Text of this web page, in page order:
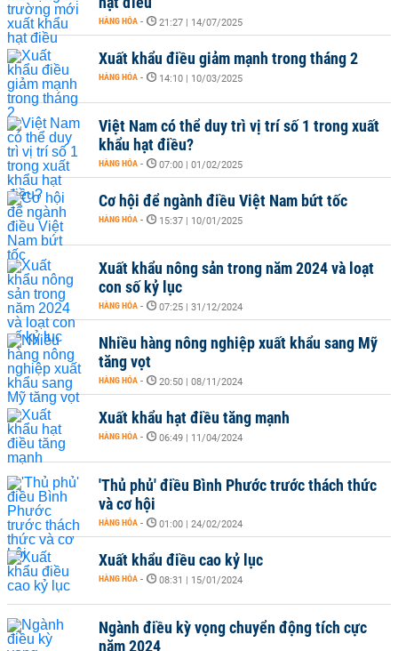
HÀNG HÓA - 21:27 | 14/07/2025
Xuất khẩu điều giảm mạnh trong tháng 2
HÀNG HÓA - 14:10 | 10/03/2025
Việt Nam có thể duy trì vị trí số 1 trong xuất
khẩu hạt điều?
HÀNG HÓA - 07:00 | 01/02/2025
Cơ hội để ngành điều Việt Nam bứt tốc
HÀNG HÓA - 15:37 | 10/01/2025
Xuất khẩu nông sản trong năm 2024 và loạt
con số kỷ lục
HÀNG HÓA - 07:25 | 31/12/2024
Nhiều hàng nông nghiệp xuất khẩu sang Mỹ
tăng vọt
HÀNG HÓA - 20:50 | 08/11/2024
Xuất khẩu hạt điều tăng mạnh
HÀNG HÓA - 06:49 | 11/04/2024
'Thủ phủ' điều Bình Phước trước thách thức
và cơ hội
HÀNG HÓA - 01:00 | 24/02/2024
Xuất khẩu điều cao kỷ lục
HÀNG HÓA - 08:31 | 15/01/2024
Ngành điều kỳ vọng chuyển động tích cực
năm 2024